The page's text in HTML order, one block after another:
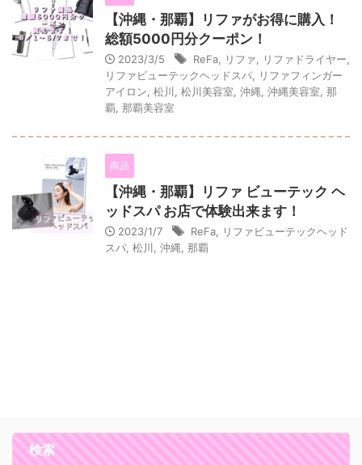
【沖縄・那覇】リファがお得に購入！
総額5000円分クーポン！
2023/3/5 ReFa リファ リファドライヤー
リファビューテックヘッドスパ
リファフィンガー
アイロン 松川 松川美容室 沖縄 沖縄美容室 那
覇 那覇美容室
商品
【沖縄・那覇】リファ ビューテック ヘ
ッドスパ お店で体験出来ます！
2023/1/7 ReFa
リファビューテックヘッド
スパ 松川 沖縄 那覇
検索